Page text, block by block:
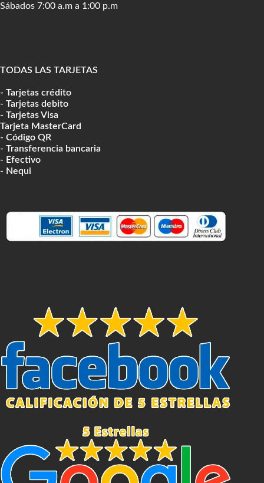
Sábados 7:00 a.m a 1:00 p.m
TODAS LAS TARJETAS
- Tarjetas crédito
- Tarjetas debito
- Tarjetas Visa
Tarjeta MasterCard
- Código QR
- Transferencia bancaria
- Efectivo
- Nequi